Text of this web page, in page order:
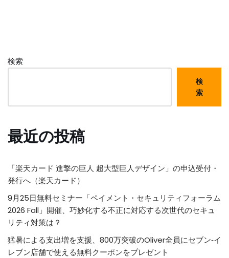
検索
検
索
最近の投稿
「楽天カード 進撃の巨人 超大型巨人デザイン」の申込受付・
発行へ（楽天カード）
9月25日無料セミナー「ペイメント・セキュリティフォーラム
2026 Fall」開催、巧妙化する不正に対応する次世代のセキュ
リティ対策は？
猛暑による支出増を支援、800万突破のOliver全員にセブン‐イ
レブン店舗で使える無料クーポンをプレゼント